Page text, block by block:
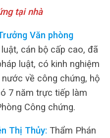
tại nhà
Văn phòng
cán bộ cấp cao, đã
luật, có kinh nghiệm
về công chứng, hộ
7 năm trực tiếp làm
Công chứng.
Thị Thủy: Thẩm Phán